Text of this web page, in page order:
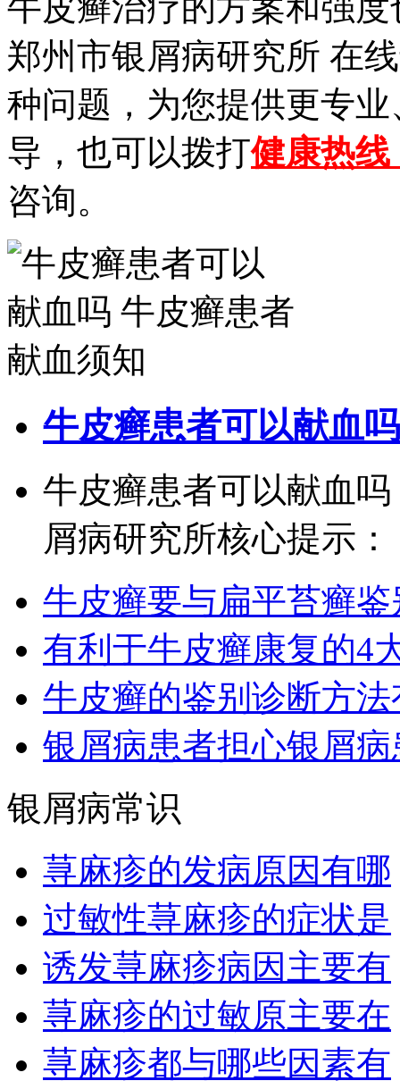
郑州市银屑病研究所 在
种问题，为您提供更专
导，也可以拨打健康热线
咨询。
牛皮癣患者可以献血
牛皮癣患者可以献血
屑病研究所核心提示：
牛皮癣要与扁平苔癣鉴
有利于牛皮癣康复的4
牛皮癣的鉴别诊断方法
银屑病患者担心银屑病
银屑病常识
荨麻疹的发病原因有哪
过敏性荨麻疹的症状是
诱发荨麻疹病因主要有
荨麻疹的过敏原主要在
荨麻疹都与哪些因素有